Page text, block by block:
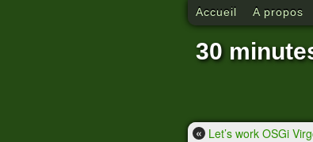
Accueil A propos
30
« Let’s work OSGi